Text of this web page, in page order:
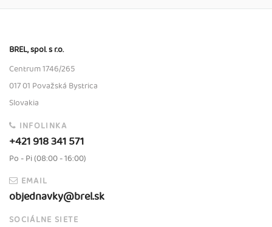
BREL, spol. s r.o.
Centrum 1746/265
017 01 Považská Bystrica
Slovakia
INFOLINKA
+421 918 341 571
Po - Pi (08:00 - 16:00)
EMAIL
objednavky@brel.sk
SOCIÁLNE SIETE